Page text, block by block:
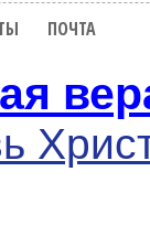
ПОЧТА